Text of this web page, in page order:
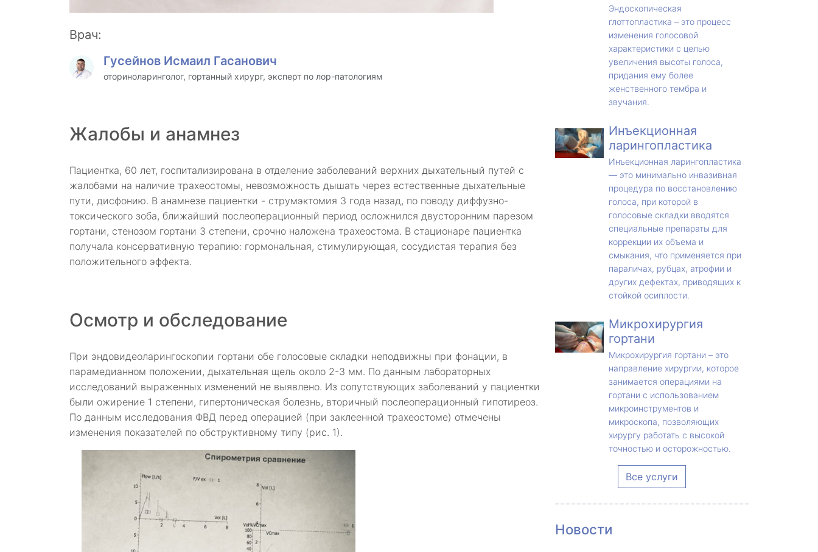
Врач:
Гусейнов Исмаил Гасанович
оториноларинголог, гортанный хирург, эксперт по лор-патологиям
Жалобы и анамнез
Пациентка, 60 лет, госпитализирована в отделение заболеваний верхних дыхательный путей с
жалобами на наличие трахеостомы, невозможность дышать через естественные дыхательные
пути, дисфонию. В анамнезе пациентки - струмэктомия 3 года назад, по поводу диффузно-
токсического зоба, ближайший послеоперационный период осложнился двусторонним парезом
гортани, стенозом гортани 3 степени, срочно наложена трахеостома. В стационаре пациентка
получала консервативную терапию: гормональная, стимулирующая, сосудистая терапия без
положительного эффекта.
Осмотр и обследование
При эндовидеоларингоскопии гортани обе голосовые складки неподвижны при фонации, в
парамедианном положении, дыхательная щель около 2-3 мм. По данным лабораторных
исследований выраженных изменений не выявлено. Из сопутствующих заболеваний у пациентки
были ожирение 1 степени, гипертоническая болезнь, вторичный послеоперационный гипотиреоз.
По данным исследования ФВД перед операцией (при заклеенной трахеостоме) отмечены
изменения показателей по обструктивному типу (рис. 1).
Эндоскопическая
глоттопластика – это процесс
изменения голосовой
характеристики с целью
увеличения высоты голоса,
придания ему более
женственного тембра и
звучания.
Инъекционная
ларингопластика
Инъекционная ларингопластика
— это минимально инвазивная
процедура по восстановлению
голоса, при которой в
голосовые складки вводятся
специальные препараты для
коррекции их объема и
смыкания, что применяется при
параличах, рубцах, атрофии и
других дефектах, приводящих к
стойкой осиплости.
Микрохирургия
гортани
Микрохирургия гортани – это
направление хирургии, которое
занимается операциями на
гортани с использованием
микроинструментов и
микроскопа, позволяющих
хирургу работать с высокой
точностью и осторожностью.
Все услуги
Новости